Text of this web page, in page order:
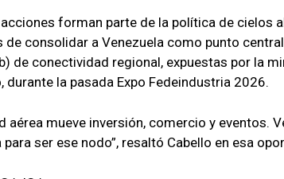
forman parte de la política de cielos
de consolidar a Venezuela como punto
de conectividad regional, expuestas por la
durante la pasada Expo Fedeindustria 2026.
aérea mueve inversión, comercio y eventos.
ser ese nodo”, resaltó Cabello en esa